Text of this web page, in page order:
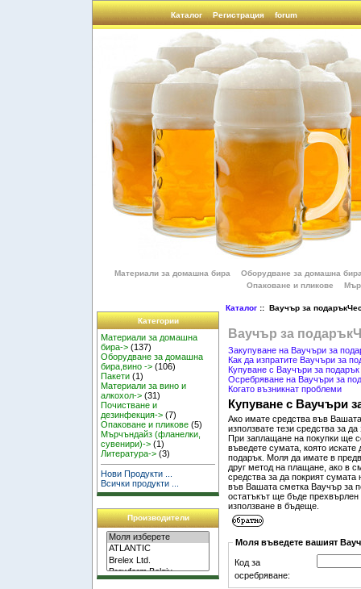
Каталог Регистрация forum
Материали за домашна бира
Оборудване за домашна
Опаковане и пликове
Категории
Материали за домашна
бира-> (137)
Оборудване за домашна
бира,вино -> (106)
Пакети (1)
Материали за вино и
алкохол-> (31)
Почистване и
дезинфекция-> (7)
Опаковане и пликове (5)
Мърчъндайз (фланелки,
сувенири)-> (1)
Литература-> (3)
Нови Продукти ...
Всички продукти ...
Производители
Каталог:: Ваучър за
Ваучър за
Закупуване на Ваучъри за
Как да изпратите Ваучъри за
Купуване с Ваучъри за подарък
Осребряване на Ваучъри за
Когато възникнат проблеми
Купуване с Ваучъри
Ако имате средства във
използвате тези средства за
При заплащане на покупки ще
въведете сумата, която
подарък. Моля да имате в
друг метод на плащане, ако в
средства за да покрият
във Вашата сметка Ваучър за
остатъкът ще бъде
използване в бъдеще.
Моля въведете вашият
Код за
осребряване: